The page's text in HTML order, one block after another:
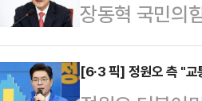
보 캠프에 따르
에 위치한 한
1박 2일의 시
장동혁 국민의
는 장동혁의 정
하게 평가받겠
[6·3 픽] 정원오 측 "